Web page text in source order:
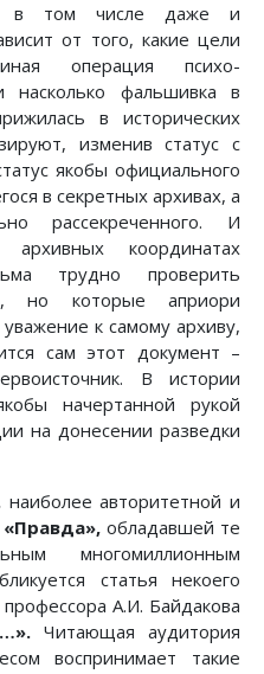
в том числе даже и
от того, какие цели
операция психо-
фальшивка в
в исторических
изменив статус с
якобы официального
в секретных архивах, а
рассекреченного. И
координатах
трудно проверить
но которые априори
к самому архиву,
сам этот документ –
В истории
начертанной рукой
на донесении разведки
наиболее авторитетной и
«Правда», обладавшей те
многомиллионным
статья некоего
А.И. Байдакова
Читающая аудитория
воспринимает такие